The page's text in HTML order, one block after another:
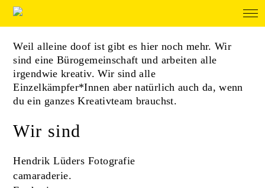
Weil alleine doof ist gibt es hier noch mehr. Wir
sind eine Bürogemeinschaft und arbeiten alle
irgendwie kreativ. Wir sind alle
Einzelkämpfer*Innen aber natürlich auch da, wenn
du ein ganzes Kreativteam brauchst.
Wir sind
Hendrik Lüders Fotografie
camaraderie.